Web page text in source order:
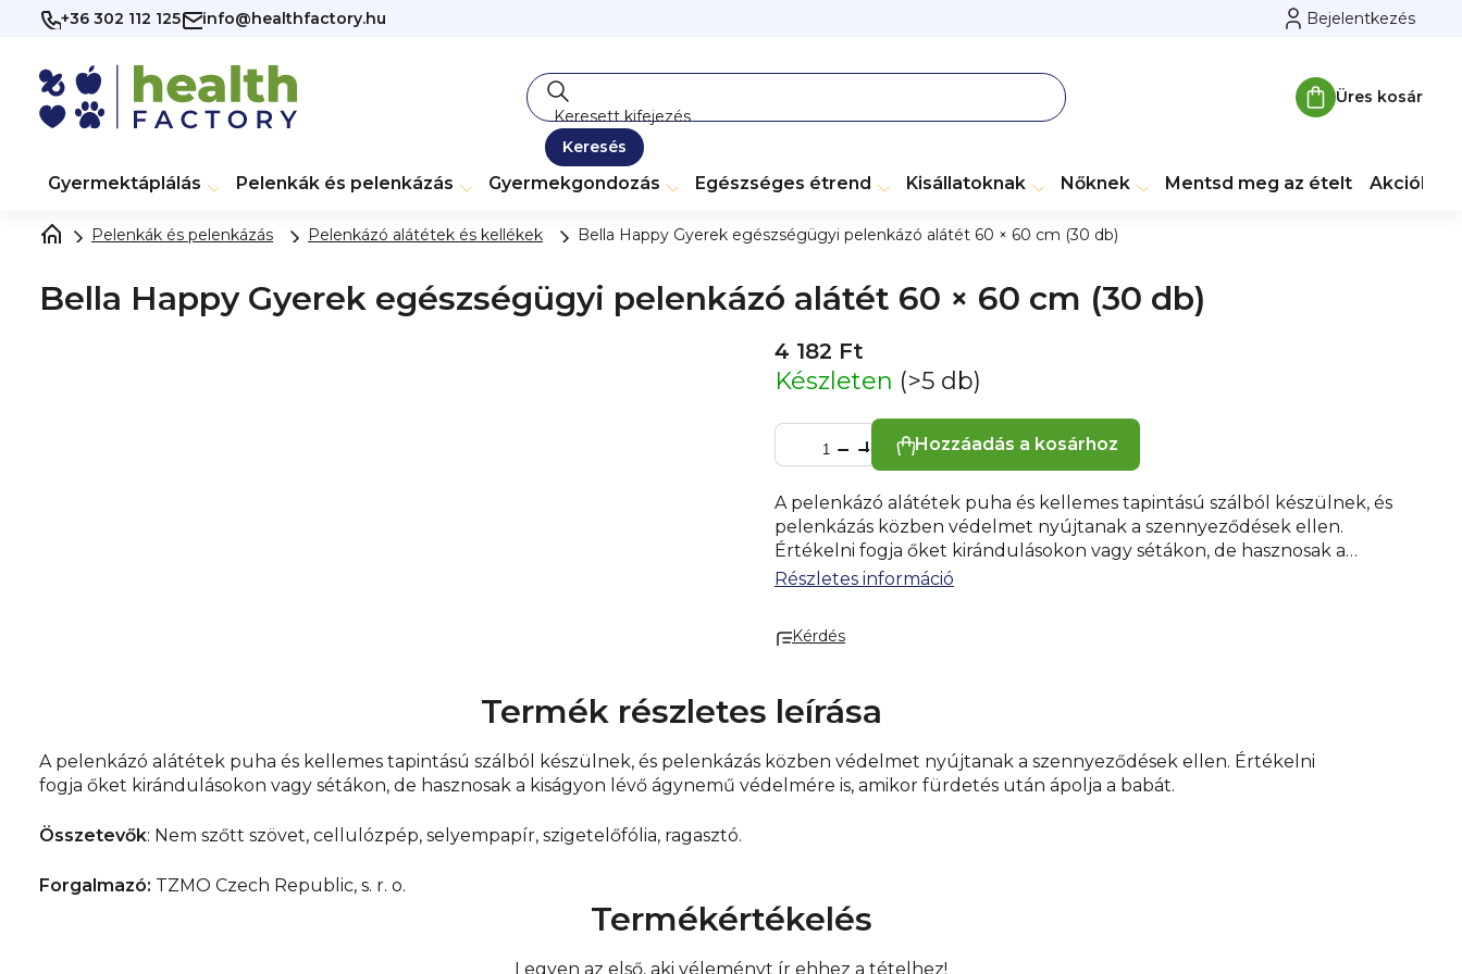
Ugrás
tartalomhoz
+36 302 112 125 info@healthfactory.hu Bejelentkezés
Keresés
Kosár
Üres kosár
Gyermektáplálás Pelenkák és pelenkázás Gyermekgondozás Egészséges étrend Kisállatoknak Nőknek Mentsd meg az ételt Akciók
Pelenkák és pelenkázás Pelenkázó alátétek és kellékek Bella Happy Gyerek egészségügyi pelenkázó alátét 60 × 60 cm (30 db)
Bella Happy Gyerek egészségügyi pelenkázó alátét 60 × 60 cm (30 db)
4 182 Ft
Készleten (>5 db)
Hozzáadás a kosárhoz
A pelenkázó alátétek puha és kellemes tapintású szálból készülnek, és
pelenkázás közben védelmet nyújtanak a szennyeződések ellen.
Értékelni fogja őket kirándulásokon vagy sétákon, de hasznosak a
kiságyon lévő ágynemű védelmére is, amikor fürdetés után ápolja a babát.
Részletes információ
Kérdés
Termék részletes leírása
A pelenkázó alátétek puha és kellemes tapintású szálból készülnek, és pelenkázás közben védelmet nyújtanak a szennyeződések ellen. Értékelni
fogja őket kirándulásokon vagy sétákon, de hasznosak a kiságyon lévő ágynemű védelmére is, amikor fürdetés után ápolja a babát.
Összetevők: Nem szőtt szövet, cellulózpép, selyempapír, szigetelőfólia, ragasztó.
Forgalmazó: TZMO Czech Republic, s. r. o.
Termékértékelés
Legyen az első, aki véleményt ír ehhez a tételhez!